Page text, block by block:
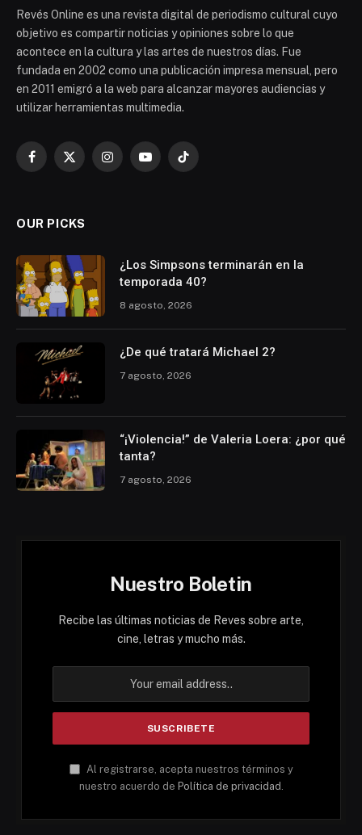
Revés Online es una revista digital de periodismo cultural cuyo
objetivo es compartir noticias y opiniones sobre lo que
acontece en la cultura y las artes de nuestros días. Fue
fundada en 2002 como una publicación impresa mensual, pero
en 2011 emigró a la web para alcanzar mayores audiencias y
utilizar herramientas multimedia.
Facebook
X
InstagramYouTubeTikTok
OUR PICKS
¿Los Simpsons terminarán en la
temporada 40?
8 agosto, 2026
¿De qué tratará Michael 2?
7 agosto, 2026
“¡Violencia!” de Valeria Loera: ¿por qué
tanta?
7 agosto, 2026
Nuestro Boletin
Recibe las últimas noticias de Reves sobre arte,
cine, letras y mucho más.
Al registrarse, acepta nuestros términos y
nuestro acuerdo de Política de privacidad